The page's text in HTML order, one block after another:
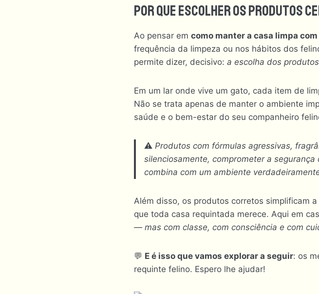
Por Que Escolher Os Produtos
Ao pensar em como manter a casa limpa
frequência da limpeza ou nos hábitos dos
permite dizer, decisivo: a escolha dos
Em um lar onde vive um gato, cada item de
Não se trata apenas de manter o ambiente
saúde e o bem-estar do seu companheiro
⚠️ Produtos com fórmulas agressivas,
silenciosamente, comprometer a
combina com um ambiente
Além disso, os produtos corretos simplificam
que toda casa requintada merece. Aqui em
— mas com classe, com consciência e com
💬 E é isso que vamos explorar a seguir: os
requinte felino. Espero lhe ajudar!